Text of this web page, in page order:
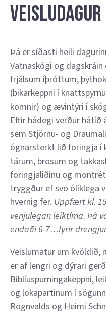
Veisludagur
Þá er síðasti heili
Vatnaskógi og
frjálsum íþróttum,
(bikarkeppni í
komnir) og ævintýri í
Eftir hádegi verður hátíð
sem Stjörnu- og
ógnarsterkt lið foringja í
tárum, brosum og
foringjaliðinu og
tryggður ef svo ólíklega
hvernig fer. Uppfært kl.
venjulegan leiktíma. Þá
endaði 6-7…fyrir
Veislumatur um kvöldið,
er af lengri og dýrari
Biblíuspurningakeppni,
og lokapartinum í
Rögnvalds og Heimi